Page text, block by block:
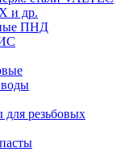
и др.
ПНД
резьбовых